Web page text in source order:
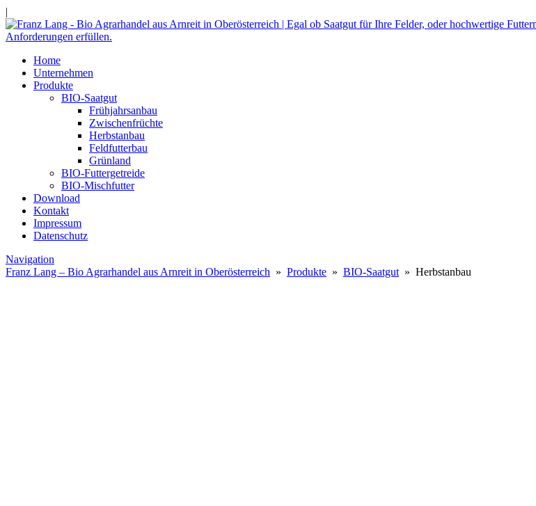
|
Home
Unternehmen
Produkte
BIO-Saatgut
Frühjahrsanbau
Zwischenfrüchte
Herbstanbau
Feldfutterbau
Grünland
BIO-Futtergetreide
BIO-Mischfutter
Download
Kontakt
Impressum
Datenschutz
Navigation
Franz Lang – Bio Agrarhandel aus Arnreit in Oberösterreich » Produkte » BIO-Saatgut » Herbstanbau